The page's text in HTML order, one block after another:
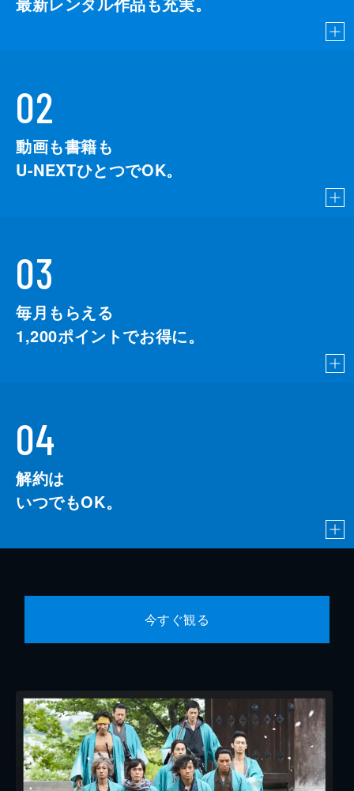
02
動画も書籍も
U-NEXTひとつでOK。
03
毎月もらえる
1,200ポイントでお得に。
04
解約は
いつでもOK。
今すぐ観る